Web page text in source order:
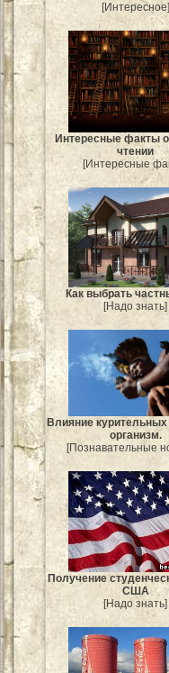
[Интересное]
Интересные факты о
чтении
[Интересные
Как выбрать
[Надо знать]
Влияние
организм.
[Познавательные
Получение
США
[Надо знать]